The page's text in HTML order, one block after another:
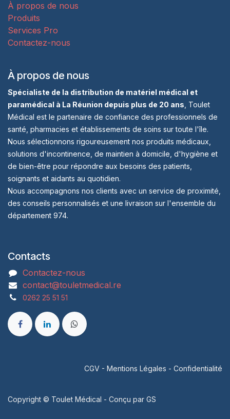
À propos de nous
Produits
Services Pro
Contactez-nous
À propos de nous
Spécialiste de la distribution de matériel médical et
paramédical à La Réunion depuis plus de 20 ans , Toulet
Médical est le partenaire de confiance des professionnels de
santé, pharmacies et établissements de soins sur toute l'île.
Nous sélectionnons rigoureusement nos produits médicaux,
solutions d'incontinence, de maintien à domicile, d'hygiène et
de bien-être pour répondre aux besoins des patients,
soignants et aidants au quotidien.
Nous accompagnons nos clients avec un service de proximité,
des conseils personnalisés et une livraison sur l'ensemble du
département 974.
Contacts
Contactez-nous
contact@touletmedical.re
0262 25 51 51
CGV - Mentions Légales - Confidentialité
Copyright © Toulet Médical - Conçu par GS